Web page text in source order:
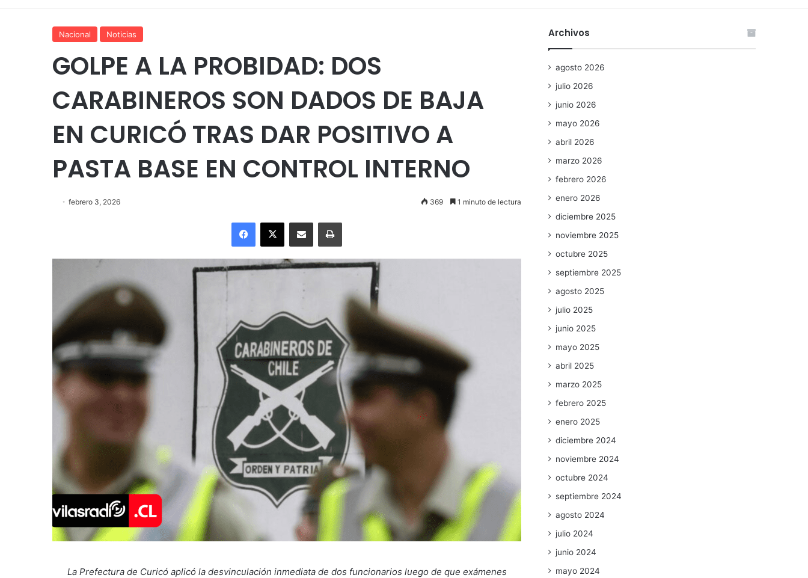
Nacional Noticias
GOLPE A LA PROBIDAD: DOS
CARABINEROS SON DADOS DE BAJA
EN CURICÓ TRAS DAR POSITIVO A
PASTA BASE EN CONTROL INTERNO
febrero 3, 2026 369 1 minuto de lectura
Facebook
X Enviar vía email Imprimir
La Prefectura de Curicó aplicó la desvinculación inmediata de dos funcionarios luego de que exámenes
Archivos
agosto 2026
julio 2026
junio 2026
mayo 2026
abril 2026
marzo 2026
febrero 2026
enero 2026
diciembre 2025
noviembre 2025
octubre 2025
septiembre 2025
agosto 2025
julio 2025
junio 2025
mayo 2025
abril 2025
marzo 2025
febrero 2025
enero 2025
diciembre 2024
noviembre 2024
octubre 2024
septiembre 2024
agosto 2024
julio 2024
junio 2024
mayo 2024